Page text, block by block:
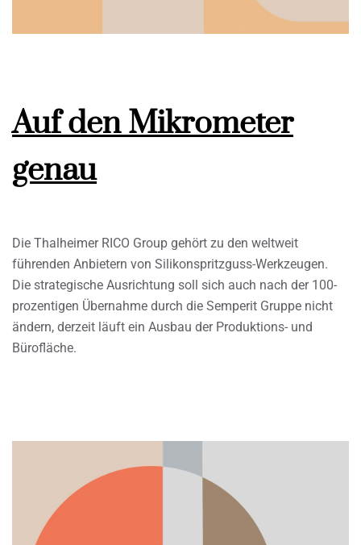
Auf den Mikrometer
genau
Die Thalheimer RICO Group gehört zu den weltweit
führenden Anbietern von Silikonspritzguss-Werkzeugen.
Die strategische Ausrichtung soll sich auch nach der 100-
prozentigen Übernahme durch die Semperit Gruppe nicht
ändern, derzeit läuft ein Ausbau der Produktions- und
Bürofläche.